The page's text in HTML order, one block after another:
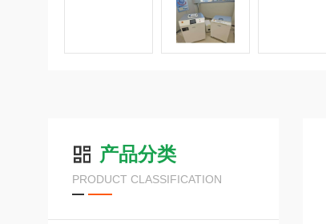
产品分类
PRODUCT CLASSIFICATION